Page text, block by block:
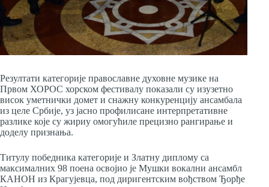
Резултати категорије православне духовне музике на
Првом ХОРОС хорском фестивалу показали су изузетно
висок уметнички домет и снажну конкуренцију ансамбала
из целе Србије, уз јасно профилисане интерпретативне
разлике које су жириу омогућиле прецизно рангирање и
доделу признања.
Титулу победника категорије и Златну диплому са
максималних 98 поена освојио је Мушки вокални ансамбл
КАНОН из Крагујевца, под диригентским вођством Ђорђе